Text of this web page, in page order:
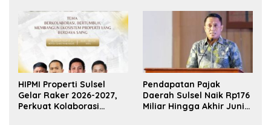
HIPMI Properti Sulsel
Gelar Raker 2026-2027,
Perkuat Kolaborasi
Pendapatan Pajak
Daerah Sulsel Naik Rp176
Miliar Hingga Akhir Juni